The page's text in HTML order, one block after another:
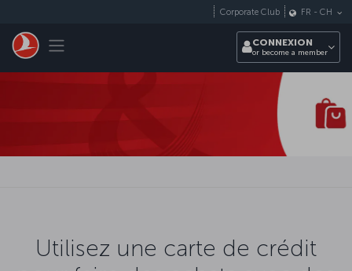
Toggle navigation
Corporate Club FR - CH
CONNEXION
or become a member
Utilisez une carte de crédit